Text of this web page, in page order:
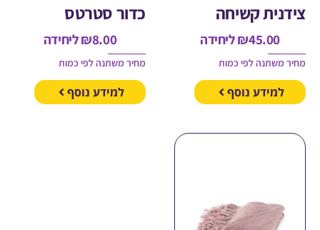
קשיחה
₪ליחידה
לפי כמות
נוסף
כדור סטרטס
ליחידה
מחיר משתנה לפי כמות
למידע נוסף